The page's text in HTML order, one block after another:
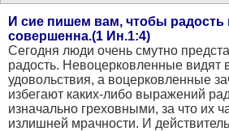
И сие пишем вам, чтобы
совершенна.(1 Ин.1:4)
Сегодня люди очень смутно
радость. Невоцерковленные
удовольствия, а воцерковленные
избегают каких-либо выражений
изначально греховными, за что их
излишней мрачности. И